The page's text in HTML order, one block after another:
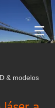
& modelos